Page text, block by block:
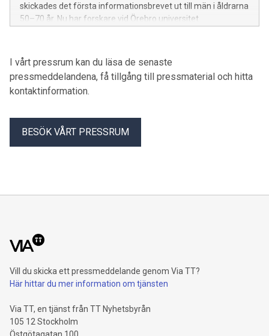
skickades det första informationsbrevet ut till män i åldrarna
50–70 år. Nu har forskare vid Örebro universitet
I vårt pressrum kan du läsa de senaste
pressmeddelandena, få tillgång till pressmaterial och hitta
kontaktinformation.
BESÖK VÅRT PRESSRUM
Vill du skicka ett pressmeddelande genom Via TT?
Här hittar du mer information om tjänsten
Via TT, en tjänst från TT Nyhetsbyrån
105 12 Stockholm
Östgötagatan 100